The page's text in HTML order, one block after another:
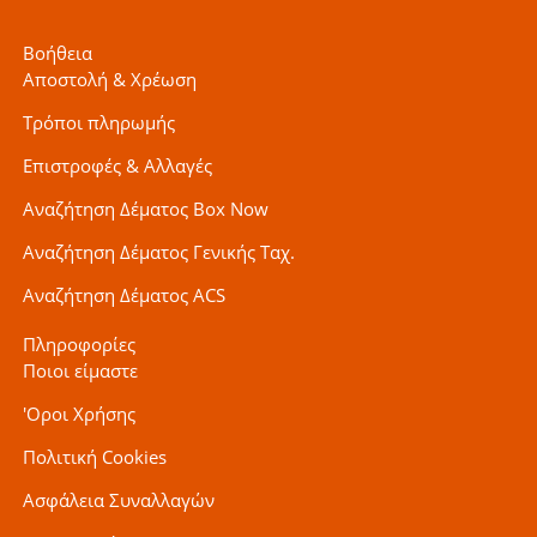
Βοήθεια
Αποστολή & Χρέωση
Τρόποι πληρωμής
Επιστροφές & Αλλαγές
Αναζήτηση Δέματος Box Now
Αναζήτηση Δέματος Γενικής Ταχ.
Αναζήτηση Δέματος ACS
Πληροφορίες
Ποιοι είμαστε
'Οροι Χρήσης
Πολιτική Cookies
Ασφάλεια Συναλλαγών